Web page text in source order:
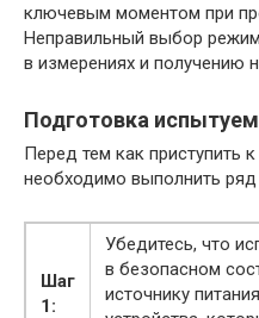
ключевым моментом при
Неправильный выбор
в измерениях и получению
Подготовка
Перед тем как приступить
необходимо выполнить ряд
Шаг
1:
Убедитесь, что
в безопасном
источнику